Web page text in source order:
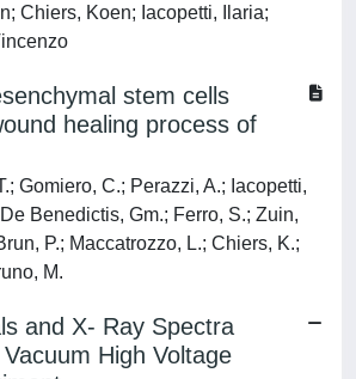
Chiers, Koen; Iacopetti, Ilaria;
stem cells
healing process of
Gomiero, C.; Perazzi, A.; Iacopetti,
Benedictis, Gm.; Ferro, S.; Zuin,
P.; Maccatrozzo, L.; Chiers, K.;
M.
and X- Ray Spectra
High Voltage